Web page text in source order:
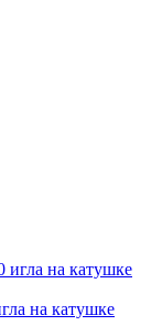
на катушке